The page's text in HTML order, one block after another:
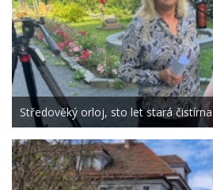
Středověký orloj, sto let stará